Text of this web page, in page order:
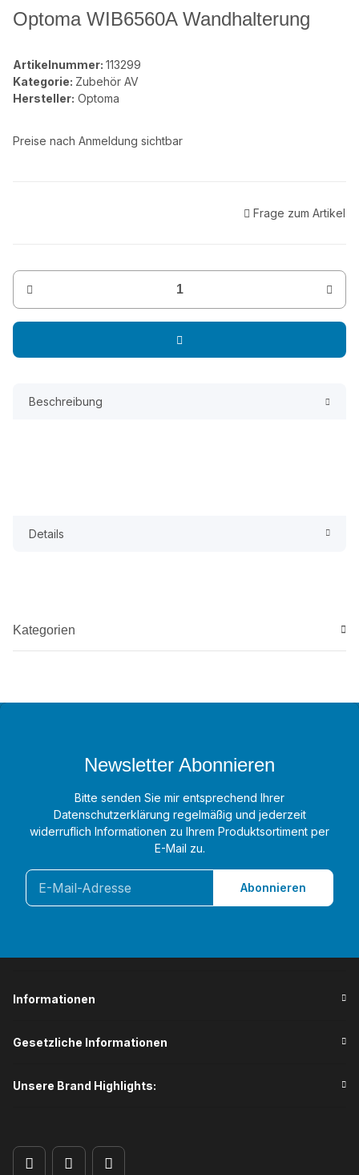
Optoma WIB6560A Wandhalterung
Artikelnummer: 113299
Kategorie: Zubehör AV
Hersteller: Optoma
Preise nach Anmeldung sichtbar
Frage zum Artikel
Beschreibung
Details
Kategorien
Newsletter Abonnieren
Bitte senden Sie mir entsprechend Ihrer
Datenschutzerklärung regelmäßig und jederzeit
widerruflich Informationen zu Ihrem Produktsortiment per
E-Mail zu.
Abonnieren
Informationen
Gesetzliche Informationen
Unsere Brand Highlights: